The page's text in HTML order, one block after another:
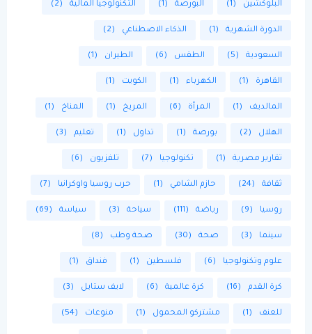
البلوكشين (1) البورصة (1) التكنولوجيا المالية (2)
الدورة الشهرية (1) الذكاء الاصطناعي (2)
السعودية (5) الطقس (6) الطيران (1)
القاهرة (1) الكهرباء (1) الكويت (1)
المالديف (1) المرأة (6) المريخ (1) المناخ (1)
الهلال (2) بورصة (1) تداول (1) تعليم (3)
تقارير مصرية (1) تكنولوجيا (7) تلفزيون (6)
ثقافة (24) حازم الشامي (1) حرب روسيا واوكرانيا (7)
روسيا (9) رياضة (111) سياحة (3) سياسة (69)
سينما (3) صحة (30) صحة وطب (8)
علوم وتكنولوجيا (6) فلسطين (1) فنداق (1)
كرة القدم (16) كرة عالمية (6) لايف ستايل (3)
للعنف (1) مشتركو المحمول (1) منوعات (54)